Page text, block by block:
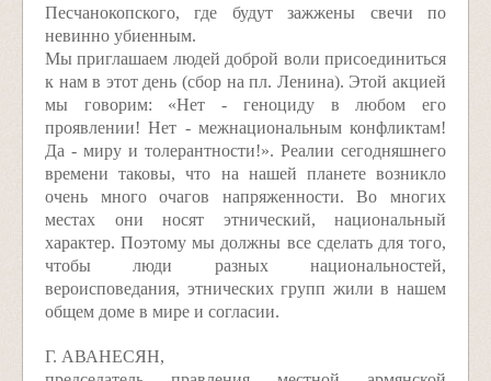
Песчанокопского, где будут зажжены свечи по
невинно убиенным.
Мы приглашаем людей доброй воли присоединиться
к нам в этот день (сбор на пл. Ленина). Этой акцией
мы говорим: «Нет - геноциду в любом его
проявлении! Нет - межнациональным конфликтам!
Да - миру и толерантности!». Реалии сегодняшнего
времени таковы, что на нашей планете возникло
очень много очагов напряженности. Во многих
местах они носят этнический, национальный
характер. Поэтому мы должны все сделать для того,
чтобы люди разных национальностей,
вероисповедания, этнических групп жили в нашем
общем доме в мире и согласии.
Г. АВАНЕСЯН,